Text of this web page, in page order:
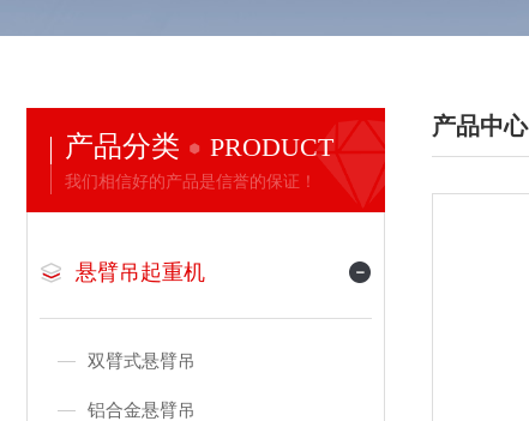
产品分类 PRODUCT
我们相信好的产品是信誉的保证！
悬臂吊起重机
双臂式悬臂吊
铝合金悬臂吊
产品中心